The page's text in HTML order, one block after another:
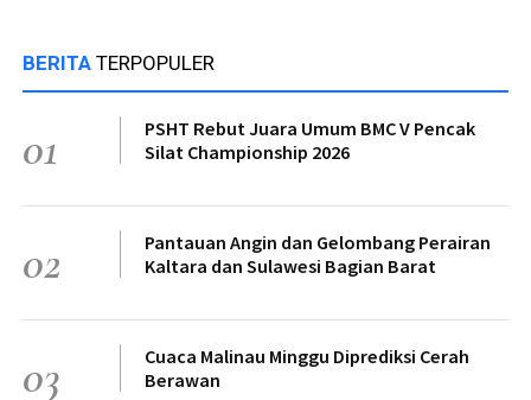
BERITA TERPOPULER
01
PSHT Rebut Juara Umum BMC V Pencak
Silat Championship 2026
02
Pantauan Angin dan Gelombang Perairan
Kaltara dan Sulawesi Bagian Barat
03
Cuaca Malinau Minggu Diprediksi Cerah
Berawan